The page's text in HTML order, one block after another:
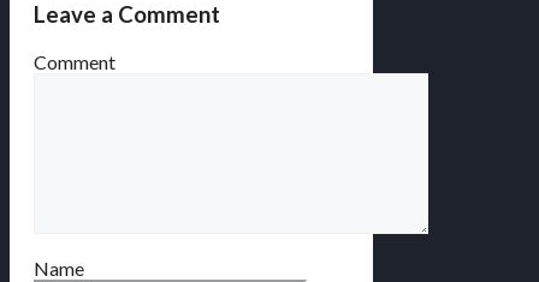
Leave a Comment
Comment
Name